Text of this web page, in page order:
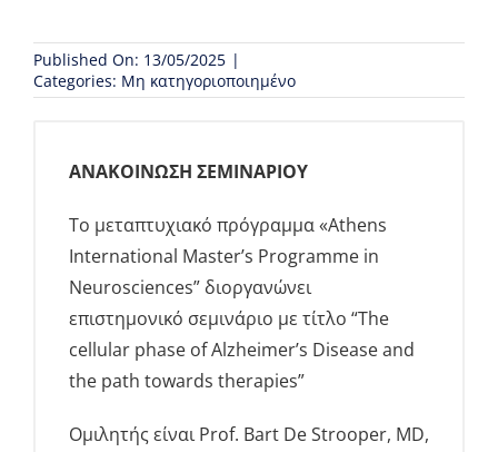
Έρευνα – Υποδομές
Ενημέρωση
Published On: 13/05/2025 |
Categories: Μη κατηγοριοποιημένο
ΑΝΑΚΟΙΝΩΣΗ ΣΕΜΙΝΑΡΙΟΥ
Το μεταπτυχιακό πρόγραμμα «Athens
International Master’s Programme in
Neurosciences” διοργανώνει
επιστημονικό σεμινάριο με τίτλο “The
cellular phase of Alzheimer’s Disease and
the path towards therapies”
Ομιλητής είναι Prof. Bart De Strooper, MD,